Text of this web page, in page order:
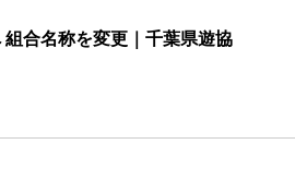
合名称を変更｜千葉県遊協